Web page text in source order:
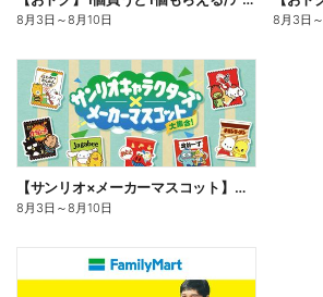
8月3日 ～8月10日 8月3日 ～
【サンリオ×メーカーマスコット】オリジナルグッズ貰える!
8月3日 ～8月10日